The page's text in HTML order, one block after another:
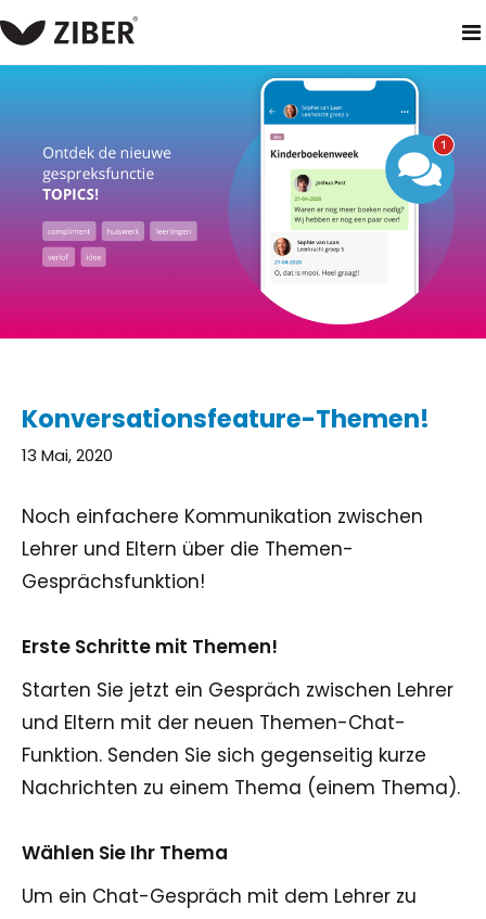
heim neuigkeiten konversationsfeature-themen!
Konversationsfeature-Themen!
13 Mai, 2020
Noch einfachere Kommunikation zwischen
Lehrer und Eltern über die Themen-
Gesprächsfunktion!
Erste Schritte mit Themen!
Starten Sie jetzt ein Gespräch zwischen Lehrer
und Eltern mit der neuen Themen-Chat-
Funktion. Senden Sie sich gegenseitig kurze
Nachrichten zu einem Thema (einem Thema).
Wählen Sie Ihr Thema
Um ein Chat-Gespräch mit dem Lehrer zu